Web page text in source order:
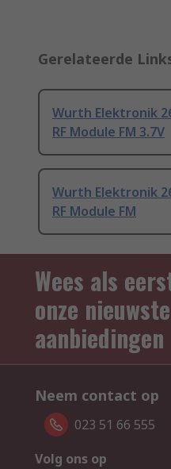
Gerelateerde
Wurth Elektronik
RF Module FM 3.7V
Wurth Elektronik
RF Module FM
Wees als
onze
aanbiedingen
Neem contact op
023 51 66 555
Volg ons op